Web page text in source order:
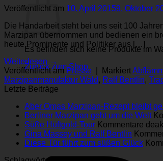
Es befinden sich keine Produkte im
Zurück zum Shop
Veröffentlicht am 10. April 20159. Oktober
Die Handarbeit steht bei uns seit 100
Marzipan übernommen und bedienen ein
heute Prominente und Politiker aus […]
Weiterlesen →
Veröffentlicht amPresse Markiert
Marzipanmanufaktur Wald, Ralf Bentlin,
Letzte Beiträge
Aber Omas Marzipan-Rezept bleibt
Berliner Marzipan geht um die Welt
Süße Hüftgold-Tour Kommentare
Gina Massey und Ralf Bentlin
Die­se Tür führt zum süßen Glück